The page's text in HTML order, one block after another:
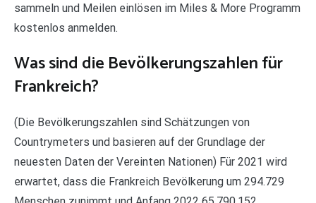
sammeln und Meilen einlösen im Miles & More Programm
kostenlos anmelden.
Was sind die Bevölkerungszahlen für
Frankreich?
(Die Bevölkerungszahlen sind Schätzungen von
Countrymeters und basieren auf der Grundlage der
neuesten Daten der Vereinten Nationen) Für 2021 wird
erwartet, dass die Frankreich Bevölkerung um 294.729